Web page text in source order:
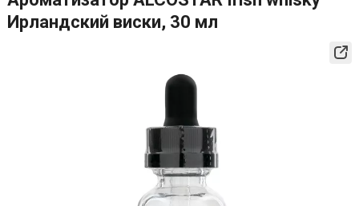
Ирландский виски, 30 мл